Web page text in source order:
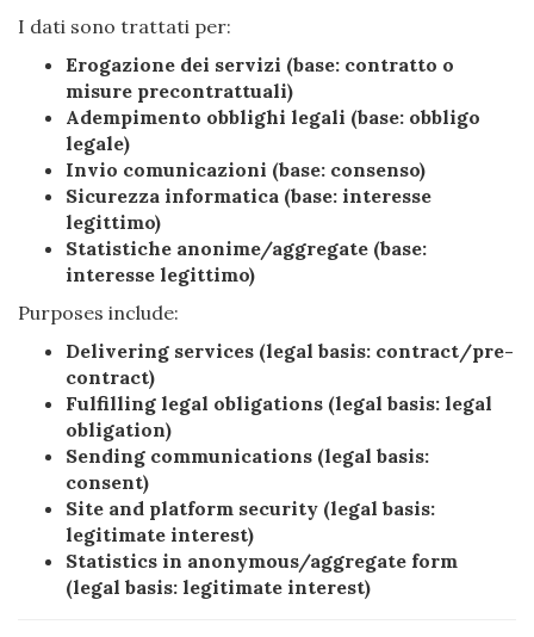
I dati sono trattati per:
Erogazione dei servizi (base: contratto o
misure precontrattuali)
Adempimento obblighi legali (base: obbligo
legale)
Invio comunicazioni (base: consenso)
Sicurezza informatica (base: interesse
legittimo)
Statistiche anonime/aggregate (base:
interesse legittimo)
Purposes include:
Delivering services (legal basis: contract/pre-
contract)
Fulfilling legal obligations (legal basis: legal
obligation)
Sending communications (legal basis:
consent)
Site and platform security (legal basis:
legitimate interest)
Statistics in anonymous/aggregate form
(legal basis: legitimate interest)